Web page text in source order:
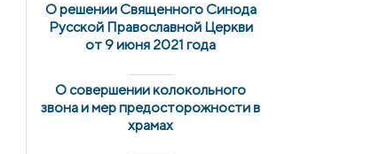
О решении Священного Синода
Русской Православной Церкви
от 9 июня 2021 года
О совершении колокольного
звона и мер предосторожности в
храмах